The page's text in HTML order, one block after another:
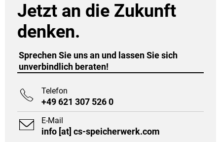
Jetzt an die Zukunft
denken.
Sprechen Sie uns an und lassen Sie sich
unverbindlich beraten!
 Telefon
+49 621 307 526 0
 E-Mail
info [at] cs-speicherwerk.com